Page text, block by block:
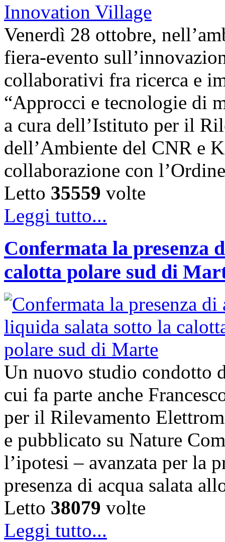
Venerdì 28 ottobre,
fiera-evento
collaborativi fra ricerca e
“Approcci e tecnologie di
a cura dell’Istituto per il
dell’Ambiente del CNR e
collaborazione con
Letto 35559 volte
Leggi tutto...
Confermata la presenza
calotta polare sud di
Un nuovo studio condotto
cui fa parte anche
per il Rilevamento
e pubblicato su Nature
l’ipotesi – avanzata per la
presenza di acqua salata
Letto 38079 volte
Leggi tutto...